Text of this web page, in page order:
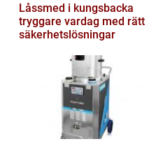
Låssmed i kungsbacka
tryggare vardag med rätt
säkerhetslösningar